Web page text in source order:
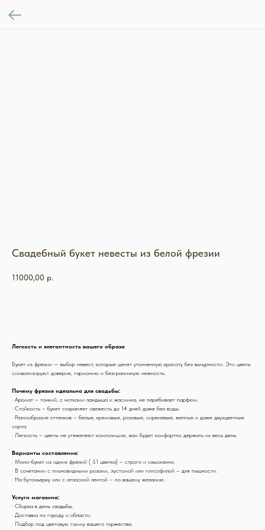
Свадебный букет невесты из белой фрезии
11000,00 р.
Легкость и элегантность вашего образа
Букет из фрезии — выбор невест, которые ценят утонченную красоту без вычурности. Эти цветы
символизируют доверие, гармонию и безграничную нежность.
Почему фрезия идеальна для свадьбы:
· Аромат – тонкий, с нотками ландыша и жасмина, не перебивает парфюм.
· Стойкость – букет сохраняет свежесть до 14 дней даже без воды.
· Разнообразие оттенков – белые, кремовые, розовые, сиреневые, желтые и даже двухцветные
сорта.
· Легкость – цветы не утяжеляют композицию, вам будет комфортно держать их весь день.
Варианты составления:
· Моно-букет из одних фрезий ( 51 цветка) – строго и изысканно.
· В сочетании с пионовидными розами, эустомой или гипсофилой – для пышности.
· На бутоньерку или с атласной лентой – по вашему желанию.
Услуги магазина:
· Сборка в день свадьбы.
· Доставка по городу и области.
· Подбор под цветовую гамму вашего торжества.